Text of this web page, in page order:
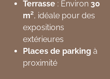
Terrasse : Environ 30
m², idéale pour des
expositions
extérieures
Places de parking à
proximité